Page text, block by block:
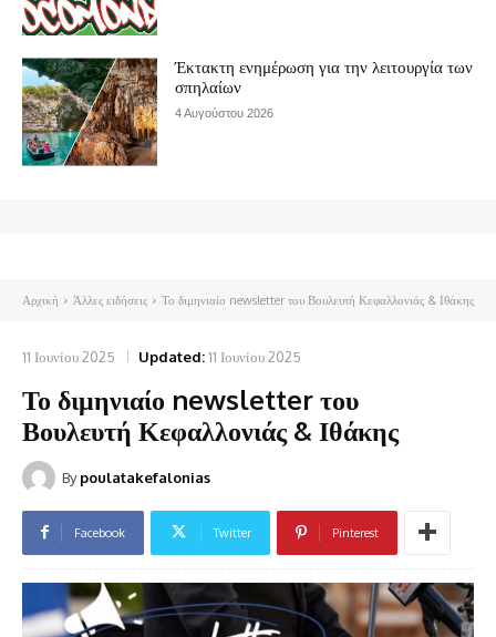
Έκτακτη ενημέρωση για την λειτουργία των
σπηλαίων
4 Αυγούστου 2026